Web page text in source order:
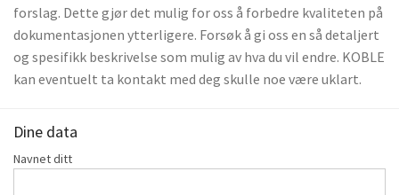
forslag. Dette gjør det mulig for oss å forbedre kvaliteten på
dokumentasjonen ytterligere. Forsøk å gi oss en så detaljert
og spesifikk beskrivelse som mulig av hva du vil endre. KOBLE
kan eventuelt ta kontakt med deg skulle noe være uklart.
Dine data
Navnet ditt